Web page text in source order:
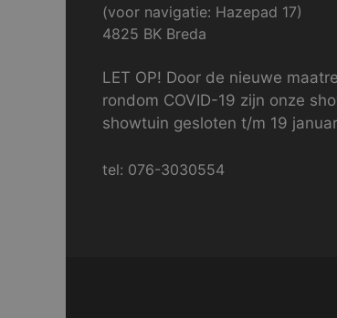
(voor navigatie: Hazepad 17)
4825 BK Breda
LET OP! Door de nieuwe
rondom COVID-19 zijn onze
showtuin gesloten t/m 19
tel: 076-3030554